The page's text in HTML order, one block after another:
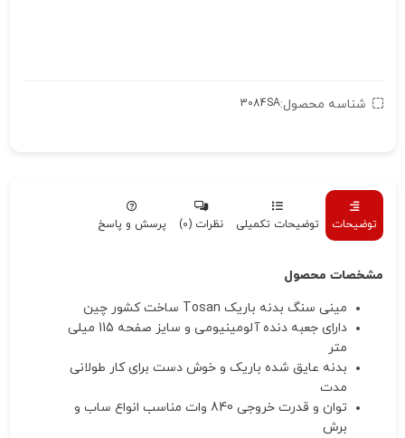
شناسه محصول:3084SA
توضیحات توضیحات تکمیلی نظرات (0) پرسش و پاسخ
مشخصات محصول
مینی سنگ بدنه باریک Tosan ساخت کشور چین
دارای جعبه دنده آلومینیومی و سایز صفحه 115 میلی
متر
بدنه عایق شده باریک و خوش دست برای کار طولانی
مدت
توان و قدرت خروجی 840 وات مناسب انواع ساب و
برش